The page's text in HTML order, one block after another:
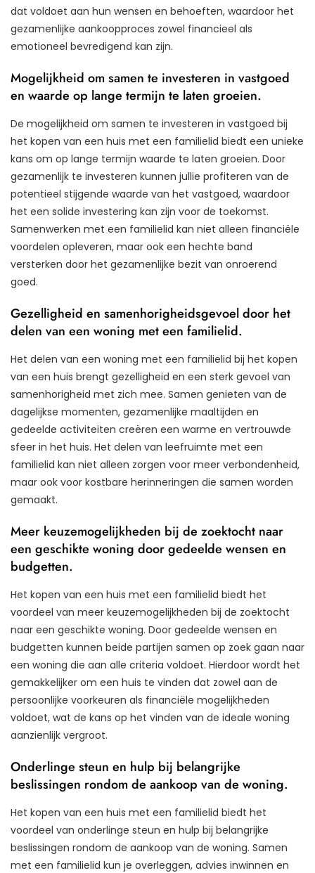
dat voldoet aan hun wensen en behoeften, waardoor het
gezamenlijke aankoopproces zowel financieel als
emotioneel bevredigend kan zijn.
Mogelijkheid om samen te investeren in vastgoed
en waarde op lange termijn te laten groeien.
De mogelijkheid om samen te investeren in vastgoed bij
het kopen van een huis met een familielid biedt een unieke
kans om op lange termijn waarde te laten groeien. Door
gezamenlijk te investeren kunnen jullie profiteren van de
potentieel stijgende waarde van het vastgoed, waardoor
het een solide investering kan zijn voor de toekomst.
Samenwerken met een familielid kan niet alleen financiële
voordelen opleveren, maar ook een hechte band
versterken door het gezamenlijke bezit van onroerend
goed.
Gezelligheid en samenhorigheidsgevoel door het
delen van een woning met een familielid.
Het delen van een woning met een familielid bij het kopen
van een huis brengt gezelligheid en een sterk gevoel van
samenhorigheid met zich mee. Samen genieten van de
dagelijkse momenten, gezamenlijke maaltijden en
gedeelde activiteiten creëren een warme en vertrouwde
sfeer in het huis. Het delen van leefruimte met een
familielid kan niet alleen zorgen voor meer verbondenheid,
maar ook voor kostbare herinneringen die samen worden
gemaakt.
Meer keuzemogelijkheden bij de zoektocht naar
een geschikte woning door gedeelde wensen en
budgetten.
Het kopen van een huis met een familielid biedt het
voordeel van meer keuzemogelijkheden bij de zoektocht
naar een geschikte woning. Door gedeelde wensen en
budgetten kunnen beide partijen samen op zoek gaan naar
een woning die aan alle criteria voldoet. Hierdoor wordt het
gemakkelijker om een huis te vinden dat zowel aan de
persoonlijke voorkeuren als financiële mogelijkheden
voldoet, wat de kans op het vinden van de ideale woning
aanzienlijk vergroot.
Onderlinge steun en hulp bij belangrijke
beslissingen rondom de aankoop van de woning.
Het kopen van een huis met een familielid biedt het
voordeel van onderlinge steun en hulp bij belangrijke
beslissingen rondom de aankoop van de woning. Samen
met een familielid kun je overleggen, advies inwinnen en